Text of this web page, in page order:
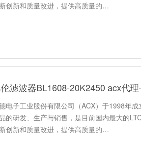
创新和质量改进，提供高质量的…
滤波器BL1608-20K2450 acx代
电子工业股份有限公司（ACX）于1998年
的研发、生产与销售，是目前国内最大的
创新和质量改进，提供高质量的…